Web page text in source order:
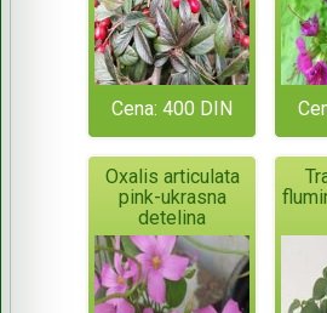
Cena: 400 DIN
Oxalis articulata
pink-ukrasna
detelina